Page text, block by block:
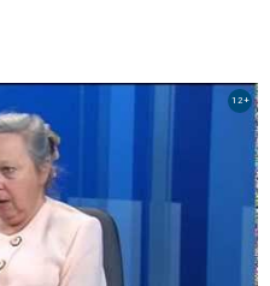
12+